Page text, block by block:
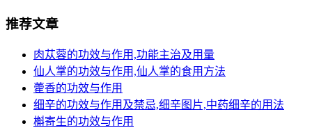
推荐文章
肉苁蓉的功效与作用,功能主治及用量
仙人掌的功效与作用,仙人掌的食用方法
藿香的功效与作用
细辛的功效与作用及禁忌,细辛图片,中药细辛的用法
槲寄生的功效与作用